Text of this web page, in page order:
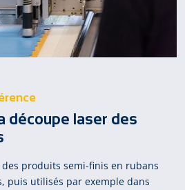
découpe laser des
des pro­duits se­mi-fi­nis en ru­bans
puis u­ti­li­sés par e­xem­ple dans